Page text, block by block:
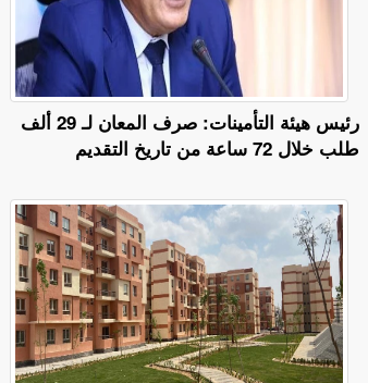
رئيس هيئة التأمينات: صرف المعان لـ 29 ألف
طلب خلال 72 ساعة من تاريخ التقديم